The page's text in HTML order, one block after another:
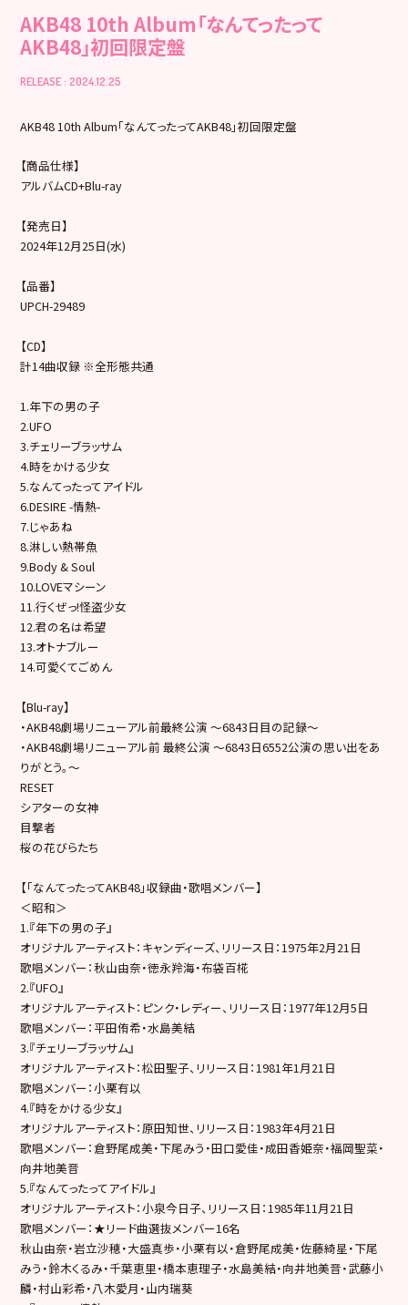
AKB48 10th Album「なんてったって
AKB48」初回限定盤
RELEASE : 2024.12.25
AKB48 10th Album「なんてったってAKB48」初回限定盤
【商品仕様】
アルバムCD+Blu-ray
【発売日】
2024年12月25日(水)
【品番】
UPCH-29489
【CD】
計14曲収録 ※全形態共通
1.年下の男の子
2.UFO
3.チェリーブラッサム
4.時をかける少女
5.なんてったってアイドル
6.DESIRE -情熱-
7.じゃあね
8.淋しい熱帯魚
9.Body & Soul
10.LOVEマシーン
11.行くぜっ!怪盗少女
12.君の名は希望
13.オトナブルー
14.可愛くてごめん
【Blu-ray】
・AKB48劇場リニューアル前最終公演 ～6843日目の記録～
・AKB48劇場リニューアル前 最終公演 ～6843日6552公演の思い出をあ
りがとう。～
RESET
シアターの女神
目撃者
桜の花びらたち
【「なんてったってAKB48」収録曲・歌唱メンバー】
＜昭和＞
1.『年下の男の子』
オリジナルアーティスト：キャンディーズ、リリース日：1975年2月21日
歌唱メンバー：秋山由奈・徳永羚海・布袋百椛
2.『UFO』
オリジナルアーティスト：ピンク・レディー、リリース日：1977年12月5日
歌唱メンバー：平田侑希・水島美結
3.『チェリーブラッサム』
オリジナルアーティスト：松田聖子、リリース日：1981年1月21日
歌唱メンバー：小栗有以
4.『時をかける少女』
オリジナルアーティスト：原田知世、リリース日：1983年4月21日
歌唱メンバー：倉野尾成美・下尾みう・田口愛佳・成田香姫奈・福岡聖菜・
向井地美音
5.『なんてったってアイドル』
オリジナルアーティスト：小泉今日子、リリース日：1985年11月21日
歌唱メンバー：★リード曲選抜メンバー16名
秋山由奈・岩立沙穂・大盛真歩・小栗有以・倉野尾成美・佐藤綺星・下尾
みう・鈴木くるみ・千葉恵里・橋本恵理子・水島美結・向井地美音・武藤小
麟・村山彩希・八木愛月・山内瑞葵